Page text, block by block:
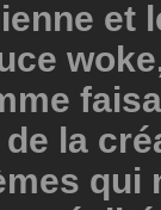
et
la
qui